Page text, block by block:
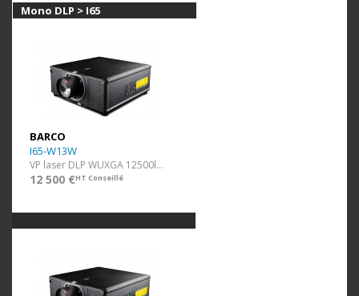
Mono DLP > I65
BARCO
I65-W13W
VP laser DLP WUXGA 12500lm Blanc ss optique
12 500 €HT Conseillé